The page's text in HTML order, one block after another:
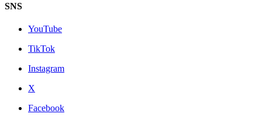
SNS
YouTube
TikTok
Instagram
X
Facebook